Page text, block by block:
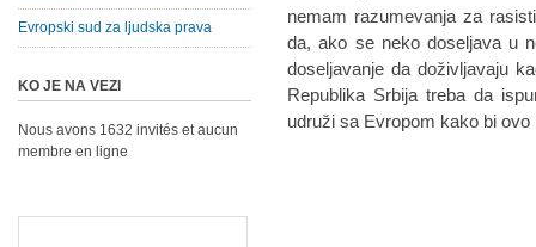
nemam razumevanja za
da, ako se neko doseljava u
doseljavanje da doživljavaju
Republika Srbija treba da
udruži sa Evropom kako bi
Evropski sud za ljudska prava
KO JE NA VEZI
Nous avons 1632 invités et aucun
membre en ligne